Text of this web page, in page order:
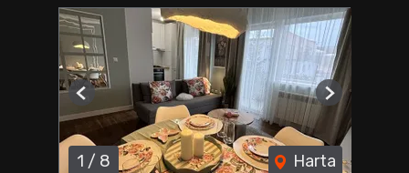
1 / 8 Harta
Previous Next